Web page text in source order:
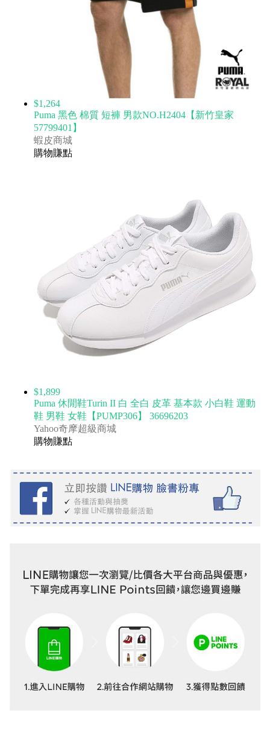
$1,264
Puma 黑色 棉質 短褲 男款NO.H2404【新竹皇家
57799401】
蝦皮商城
購物賺點
$1,899
Puma 休閒鞋Turin II 白 全白 皮革 基本款 小白鞋 運動
鞋 男鞋 女鞋【PUMP306】 36696203
Yahoo奇摩超級商城
購物賺點